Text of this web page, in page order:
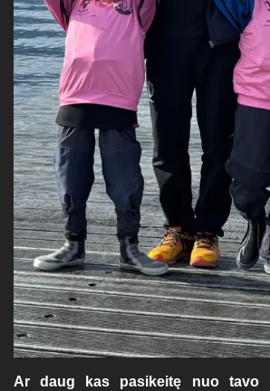
Ar daug kas pasikeitę nuo tavo